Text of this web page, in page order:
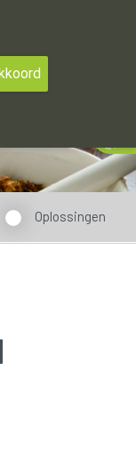
Oplossingen